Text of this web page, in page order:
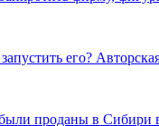
его?
проданы в Сибири